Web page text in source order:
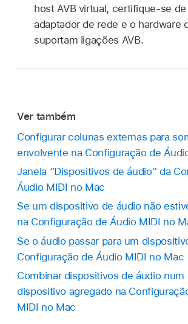
host AVB virtual, certifique‑se
adaptador de rede e o hardware
suportam ligações AVB.
Ver também
Configurar colunas externas para
envolvente na Configuração de
Janela “Dispositivos de áudio” da
Áudio MIDI no Mac
Se um dispositivo de áudio não
na Configuração de Áudio MIDI no
Se o áudio passar para um
Configuração de Áudio MIDI no Mac
Combinar dispositivos de áudio num
dispositivo agregado na
MIDI no Mac